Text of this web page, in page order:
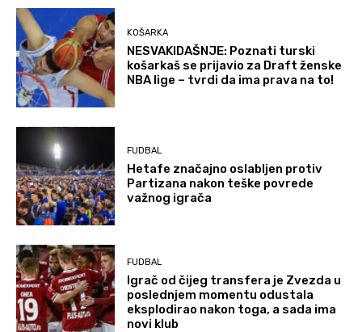
KOŠARKA
NESVAKIDAŠNJE: Poznati turski
košarkaš se prijavio za Draft ženske
NBA lige – tvrdi da ima prava na to!
FUDBAL
Hetafe značajno oslabljen protiv
Partizana nakon teške povrede
važnog igrača
FUDBAL
Igrač od čijeg transfera je Zvezda u
poslednjem momentu odustala
eksplodirao nakon toga, a sada ima
novi klub